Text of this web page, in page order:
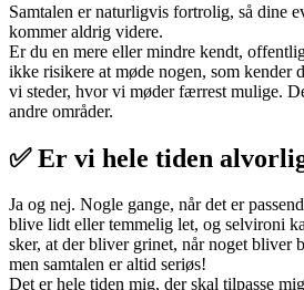
Samtalen er naturligvis fortrolig, så dine
kommer aldrig videre.
Er du en mere eller mindre kendt,
ikke risikere at møde nogen, som kender
vi steder, hvor vi møder færrest mulige.
andre områder.
✅ Er vi hele tiden
Ja og nej. Nogle gange, når det er
blive lidt eller temmelig let, og selvironi
sker, at der bliver grinet, når noget bliver
men samtalen er altid seriøs!
Det er hele tiden mig, der skal tilpasse